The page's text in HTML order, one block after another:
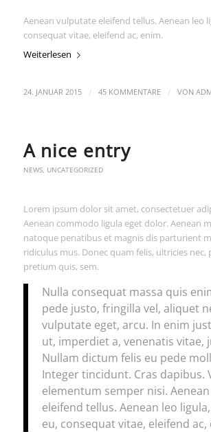
Aenean vulputate eleifend tellus. Aenean leo
consequat vitae, eleifend ac, enim.
Weiterlesen
24. JANUAR 2015 / 45 KOMMENTARE / VON
A nice entry
NEWS, UNCATEGORIZED
Lorem ipsum dolor sit amet, consectetuer
Aenean commodo ligula eget dolor. Aenean
natoque penatibus et magnis dis parturient
ridiculus mus. Donec quam felis, ultricies nec,
pretium quis, sem.
Nulla consequat massa quis
pede justo, fringilla vel, aliquet
vulputate eget, arcu. In enim
ut, imperdiet a, venenatis vitae,
Nullam dictum felis eu pede
Integer tincidunt. Cras dapibus.
elementum semper nisi.
eleifend tellus. Aenean leo
eu, consequat vitae, eleifend ac,